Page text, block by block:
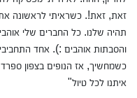
זאת, זאת!. כשראיתי לראשונה
תהיה שלנו. כל החברים שלי
והסבתות אוהבים :). אחד
כשמחשיך, אז הנופים בצפון ספרד
איתנו לכל טיול"